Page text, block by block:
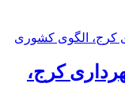
کرج،